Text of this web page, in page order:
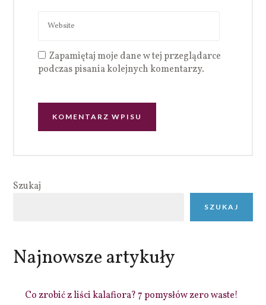
Zapamiętaj moje dane w tej przeglądarce
podczas pisania kolejnych komentarzy.
Szukaj
SZUKAJ
Najnowsze artykuły
Co zrobić z liści kalafiora? 7 pomysłów zero waste!